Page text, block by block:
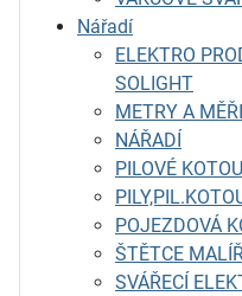
Nářadí
ELEKTRO
SOLIGHT
METRY A
NÁŘADÍ
PILOVÉ
POJEZDOVÁ
ŠTĚTCE
SVÁŘECÍ